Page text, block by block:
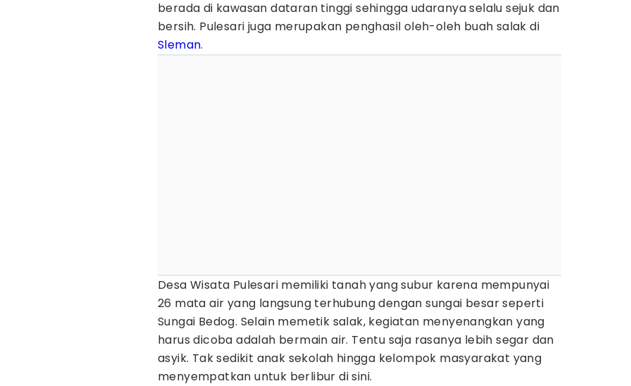
berada di kawasan dataran tinggi sehingga udaranya selalu sejuk dan
bersih. Pulesari juga merupakan penghasil oleh-oleh buah salak di
Sleman.
Desa Wisata Pulesari memiliki tanah yang subur karena mempunyai
26 mata air yang langsung terhubung dengan sungai besar seperti
Sungai Bedog. Selain memetik salak, kegiatan menyenangkan yang
harus dicoba adalah bermain air. Tentu saja rasanya lebih segar dan
asyik. Tak sedikit anak sekolah hingga kelompok masyarakat yang
menyempatkan untuk berlibur di sini.